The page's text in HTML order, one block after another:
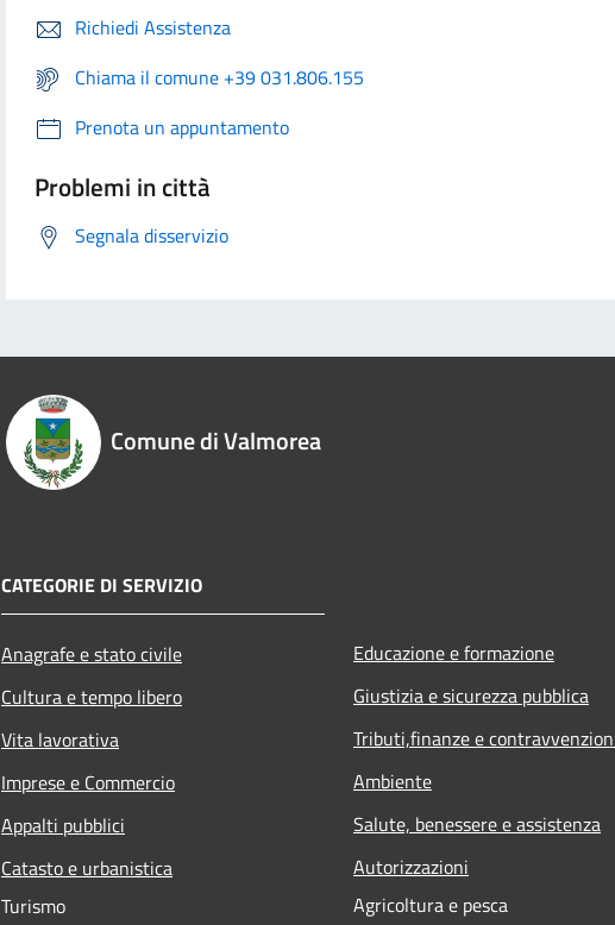
Richiedi Assistenza
Chiama il comune +39 031.806.155
Prenota un appuntamento
Problemi in città
Segnala disservizio
Comune di Valmorea
CATEGORIE DI SERVIZIO
Anagrafe e stato civile
Cultura e tempo libero
Vita lavorativa
Imprese e Commercio
Appalti pubblici
Catasto e urbanistica
Turismo
Educazione e formazione
Giustizia e sicurezza pubblica
Tributi,finanze e
Ambiente
Salute, benessere e assistenza
Autorizzazioni
Agricoltura e pesca